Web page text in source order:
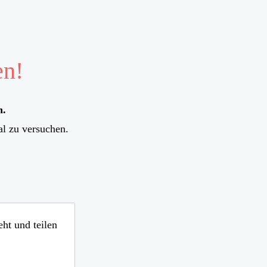
zu versuchen.
und teilen